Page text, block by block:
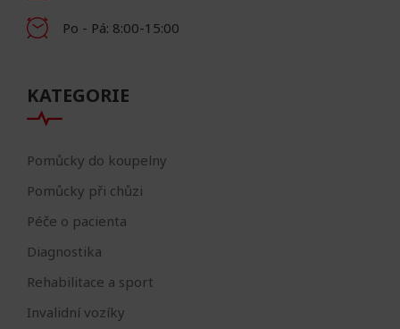
Po - Pá: 8:00-15:00
KATEGORIE
Pomůcky do koupelny
Pomůcky při chůzi
Péče o pacienta
Diagnostika
Rehabilitace a sport
Invalidní vozíky